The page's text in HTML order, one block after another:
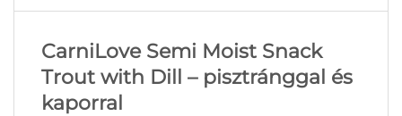
CarniLove Semi Moist Snack
Trout with Dill – pisztránggal és
kaporral